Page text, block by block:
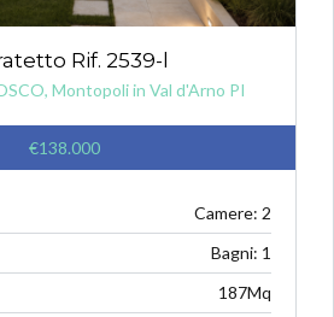
Rif. 2539-l
Montopoli in Val d'Arno PI
€138.000
Camere: 2
Bagni: 1
187Mq